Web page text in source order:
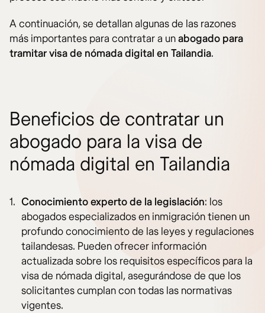
A continuación, se detallan algunas de las razones
más importantes para contratar a unabogado para
tramitar visa de nómada digital en Tailandia.
Beneficios de contratar un
abogado para la visa de
nómada digital en Tailandia
Conocimiento experto de la legislación: los
abogados especializados en inmigración tienen un
profundo conocimiento de las leyes y regulaciones
tailandesas. Pueden ofrecer información
actualizada sobre los requisitos específicos para la
visa de nómada digital, asegurándose de que los
solicitantes cumplan con todas las normativas
vigentes.